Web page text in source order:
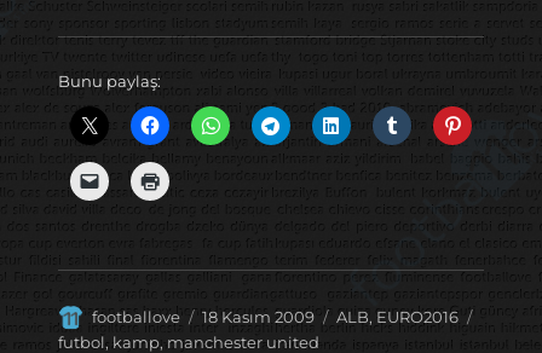
Bunu paylaş:
Yazar
footballove
Yayın
tarihi
18 Kasım 2009 Kategoriler
ALB, EURO2016
futbol, kamp, manchester united